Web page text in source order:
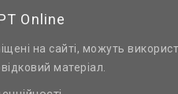
Online
на сайті, можуть
матеріал.